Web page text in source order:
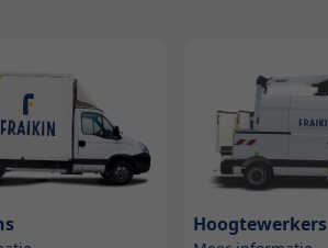
Hoogtewerkers